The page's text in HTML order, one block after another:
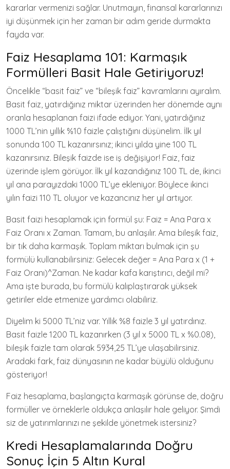
kararlar vermenizi sağlar. Unutmayın, finansal kararlarınızı
iyi düşünmek için her zaman bir adım geride durmakta
fayda var.
Faiz Hesaplama 101: Karmaşık
Formülleri Basit Hale Getiriyoruz!
Öncelikle “basit faiz” ve “bileşik faiz” kavramlarını ayıralım.
Basit faiz, yatırdığınız miktar üzerinden her dönemde aynı
oranla hesaplanan faizi ifade ediyor. Yani, yatırdığınız
1000 TL’nin yıllık %10 faizle çalıştığını düşünelim. İlk yıl
sonunda 100 TL kazanırsınız; ikinci yılda yine 100 TL
kazanırsınız. Bileşik faizde ise iş değişiyor! Faiz, faiz
üzerinde işlem görüyor. İlk yıl kazandığınız 100 TL de, ikinci
yıl ana parayızdaki 1000 TL’ye ekleniyor. Böylece ikinci
yılın faizi 110 TL oluyor ve kazancınız her yıl artıyor.
Basit faizi hesaplamak için formül şu: Faiz = Ana Para x
Faiz Oranı x Zaman. Tamam, bu anlaşılır. Ama bileşik faiz,
bir tık daha karmaşık. Toplam miktarı bulmak için şu
formülü kullanabilirsiniz: Gelecek değer = Ana Para x (1 +
Faiz Oranı)^Zaman. Ne kadar kafa karıştırıcı, değil mi?
Ama işte burada, bu formülü kalıplaştırarak yüksek
getiriler elde etmenize yardımcı olabiliriz.
Diyelim ki 5000 TL’niz var. Yıllık %8 faizle 3 yıl yatırdınız.
Basit faizle 1200 TL kazanırken (3 yıl x 5000 TL x %0.08),
bileşik faizle tam olarak 5934,25 TL’ye ulaşabilirsiniz.
Aradaki fark, faiz dünyasının ne kadar büyülü olduğunu
gösteriyor!
Faiz hesaplama, başlangıçta karmaşık görünse de, doğru
formüller ve örneklerle oldukça anlaşılır hale geliyor. Şimdi
siz de yatırımlarınızı ne şekilde yönetmek istersiniz?
Kredi Hesaplamalarında Doğru
Sonuç İçin 5 Altın Kural